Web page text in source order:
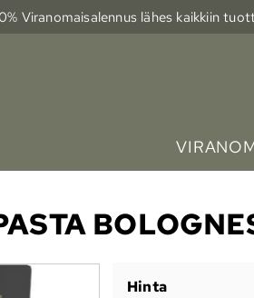
Viranomais­alennus lähes kaikkiin
Hinta